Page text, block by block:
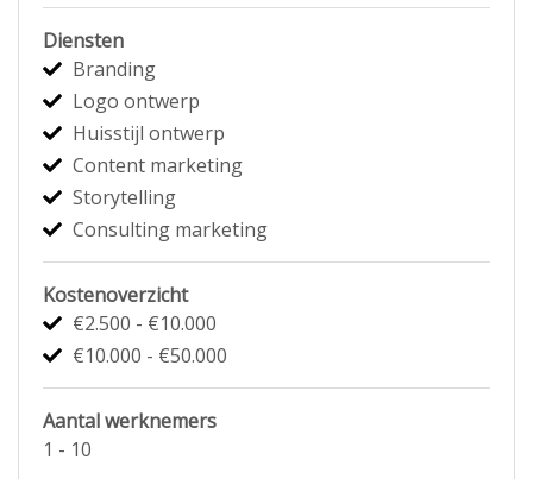
Diensten
Branding
Logo ontwerp
Huisstijl ontwerp
Content marketing
Storytelling
Consulting marketing
Kostenoverzicht
€2.500 - €10.000
€10.000 - €50.000
Aantal werknemers
1 - 10